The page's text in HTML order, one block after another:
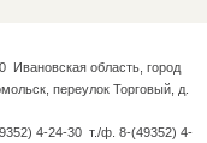
Ивановская область, город
переулок Торговый, д.
4-24-30 т./ф. 8-(49352) 4-